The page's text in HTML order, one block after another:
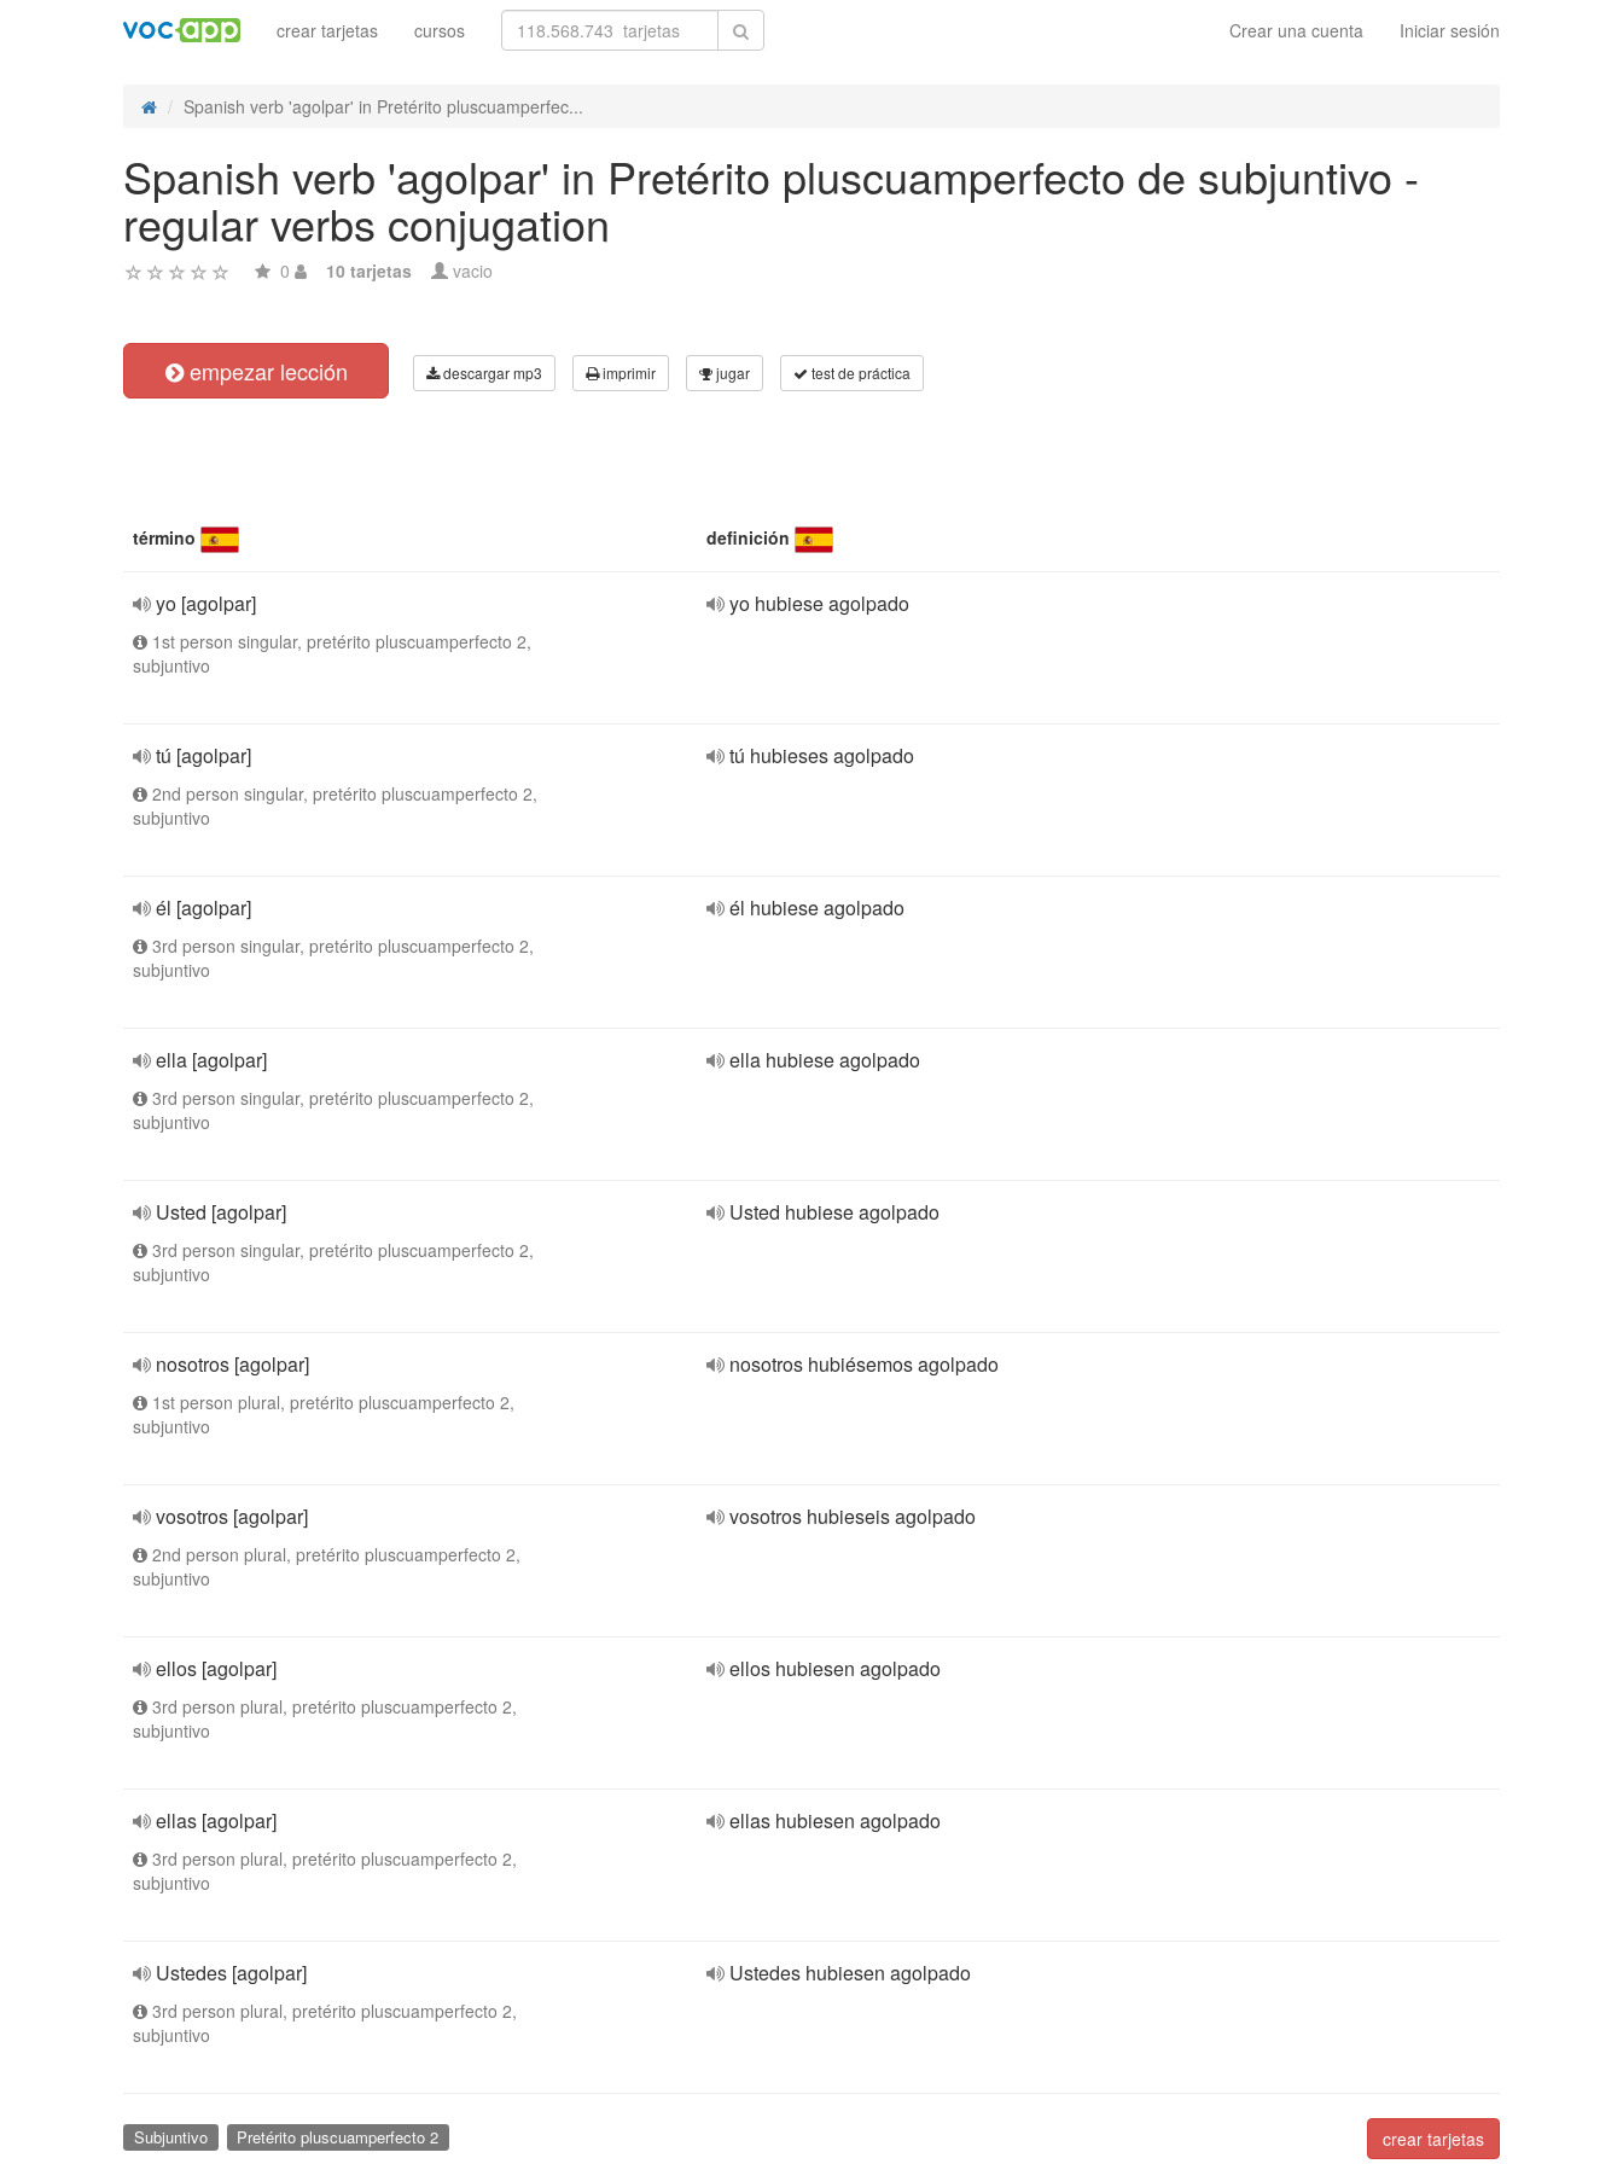
Crear una cuenta Iniciar sesión
crear tarjetas cursos
Spanish verb 'agolpar' in Pretérito pluscuamperfec...
Spanish verb 'agolpar' in Pretérito pluscuamperfecto de subjuntivo -
regular verbs conjugation
0 10 tarjetas vacio
empezar lección descargar mp3 imprimir jugar test de práctica
término definición
yo [agolpar]
1st person singular, pretérito pluscuamperfecto 2,
subjuntivo
yo hubiese agolpado
tú [agolpar]
2nd person singular, pretérito pluscuamperfecto 2,
subjuntivo
tú hubieses agolpado
él [agolpar]
3rd person singular, pretérito pluscuamperfecto 2,
subjuntivo
él hubiese agolpado
ella [agolpar]
3rd person singular, pretérito pluscuamperfecto 2,
subjuntivo
ella hubiese agolpado
Usted [agolpar]
3rd person singular, pretérito pluscuamperfecto 2,
subjuntivo
Usted hubiese agolpado
nosotros [agolpar]
1st person plural, pretérito pluscuamperfecto 2,
subjuntivo
nosotros hubiésemos agolpado
vosotros [agolpar]
2nd person plural, pretérito pluscuamperfecto 2,
subjuntivo
vosotros hubieseis agolpado
ellos [agolpar]
3rd person plural, pretérito pluscuamperfecto 2,
subjuntivo
ellos hubiesen agolpado
ellas [agolpar]
3rd person plural, pretérito pluscuamperfecto 2,
subjuntivo
ellas hubiesen agolpado
Ustedes [agolpar]
3rd person plural, pretérito pluscuamperfecto 2,
subjuntivo
Ustedes hubiesen agolpado
crear tarjetas
Subjuntivo Pretérito pluscuamperfecto 2